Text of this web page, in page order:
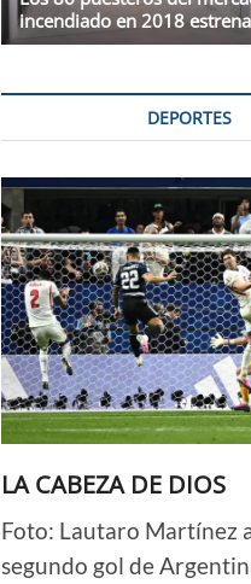
incendiado en 2018
DEPORTES
LA CABEZA DE DIOS
Foto: Lautaro Martínez
segundo gol de